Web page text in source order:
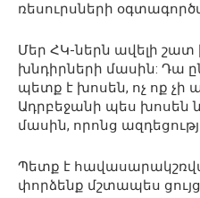
ռեսուրսների
Մեր ՀԿ-ներն ավելի շատ
խնդիրների մասին: Դա
պետք է խոսեն, ոչ ոք չի
Ադրբեջանի պես խոսեն
մասին, որոնց
Պետք է
փորձենք մշտապես